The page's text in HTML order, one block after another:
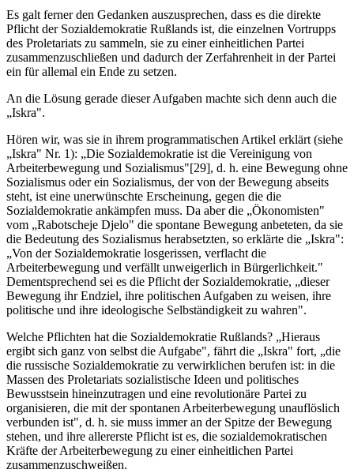
Es galt ferner den Gedanken auszusprechen, dass es die direkte
Pflicht der Sozialdemokratie Rußlands ist, die einzelnen Vortrupps
des Proletariats zu sammeln, sie zu einer einheitlichen Partei
zusammenzuschließen und dadurch der Zerfahrenheit in der Partei
ein für allemal ein Ende zu setzen.
An die Lösung gerade dieser Aufgaben machte sich denn auch die
„Iskra".
Hören wir, was sie in ihrem programmatischen Artikel erklärt (siehe
„Iskra" Nr. 1): „Die Sozialdemokratie ist die Vereinigung von
Arbeiterbewegung und Sozialismus"[29], d. h. eine Bewegung ohne
Sozialismus oder ein Sozialismus, der von der Bewegung abseits
steht, ist eine unerwünschte Erscheinung, gegen die die
Sozialdemokratie ankämpfen muss. Da aber die „Ökonomisten"
vom „Rabotscheje Djelo" die spontane Bewegung anbeteten, da sie
die Bedeutung des Sozialismus herabsetzten, so erklärte die „Iskra":
„Von der Sozialdemokratie losgerissen, verflacht die
Arbeiterbewegung und verfällt unweigerlich in Bürgerlichkeit."
Dementsprechend sei es die Pflicht der Sozialdemokratie, „dieser
Bewegung ihr Endziel, ihre politischen Aufgaben zu weisen, ihre
politische und ihre ideologische Selbständigkeit zu wahren".
Welche Pflichten hat die Sozialdemokratie Rußlands? „Hieraus
ergibt sich ganz von selbst die Aufgabe", fährt die „Iskra" fort, „die
die russische Sozialdemokratie zu verwirklichen berufen ist: in die
Massen des Proletariats sozialistische Ideen und politisches
Bewusstsein hineinzutragen und eine revolutionäre Partei zu
organisieren, die mit der spontanen Arbeiterbewegung unauflöslich
verbunden ist", d. h. sie muss immer an der Spitze der Bewegung
stehen, und ihre allererste Pflicht ist es, die sozialdemokratischen
Kräfte der Arbeiterbewegung zu einer einheitlichen Partei
zusammenzuschweißen.